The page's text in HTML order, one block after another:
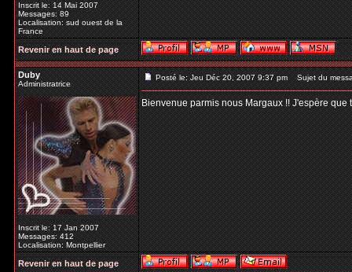
Inscrit le: 14 Mai 2007
Messages: 89
Localisation: sud ouest de la
France
Revenir en haut de page
Duby
Administratrice
Inscrit le: 17 Jan 2007
Messages: 412
Localisation: Montpellier
Posté le: Jeu Déc 20, 2007 9:37 pm Sujet du
Bienvenue parmis nous Margaux !! J'espère
Revenir en haut de page